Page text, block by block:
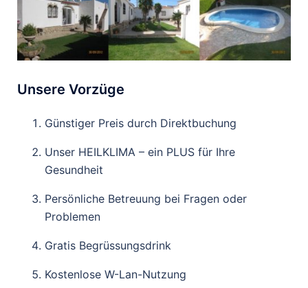
Unsere Vorzüge
Günstiger Preis durch Direktbuchung
Unser HEILKLIMA – ein PLUS für Ihre
Gesundheit
Persönliche Betreuung bei Fragen oder
Problemen
Gratis Begrüssungsdrink
Kostenlose W-Lan-Nutzung